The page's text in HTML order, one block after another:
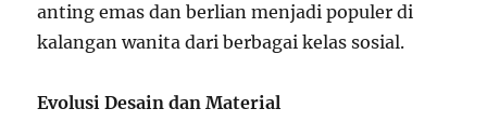
anting emas dan berlian menjadi populer di
kalangan wanita dari berbagai kelas sosial.
Evolusi Desain dan Material